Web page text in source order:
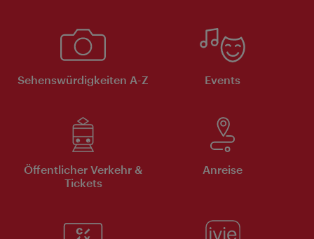
Sehenswürdigkeiten A-Z Events
Öffentlicher Verkehr &
Tickets
Anreise